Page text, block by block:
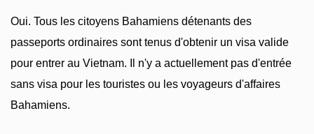
Oui. Tous les citoyens Bahamiens détenants des
passeports ordinaires sont tenus d'obtenir un visa valide
pour entrer au Vietnam. Il n'y a actuellement pas d'entrée
sans visa pour les touristes ou les voyageurs d'affaires
Bahamiens.